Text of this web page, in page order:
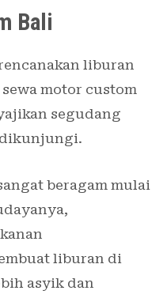
Bali
liburan
motor custom
segudang
dikunjungi.
beragam mulai
liburan di
asyik dan